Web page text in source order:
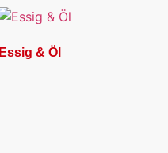
Essig & Öl